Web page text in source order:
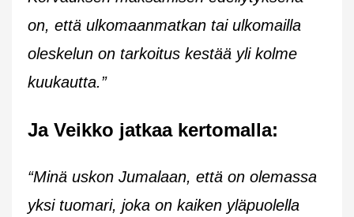
on, että ulkomaanmatkan tai ulkomailla
oleskelun on tarkoitus kestää yli kolme
kuukautta.”
Ja Veikko jatkaa kertomalla:
“Minä uskon Jumalaan, että on olemassa
yksi tuomari, joka on kaiken yläpuolella